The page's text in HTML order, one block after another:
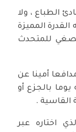
الطباع ، ولا
المميزة
للمتحدث
أمينا عن
بالجزع أو
القاسية .
اختاره عبر